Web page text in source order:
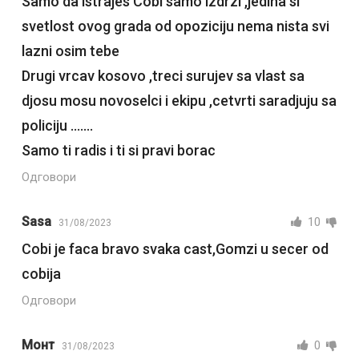
svetlost ovog grada od opoziciju nema nista svi
lazni osim tebe
Drugi vrcav kosovo ,treci surujev sa vlast sa
djosu mosu novoselci i ekipu ,cetvrti saradjuju sa
policiju …….
Samo ti radis i ti si pravi borac
Одговори
Sasa 31/08/2023 10
Cobi je faca bravo svaka cast,Gomzi u secer od
cobija
Одговори
Монт 31/08/2023 0